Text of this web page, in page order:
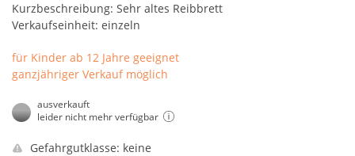
Kurzbeschreibung: Sehr altes Reibbrett
Verkaufseinheit: einzeln
für Kinder ab 12 Jahre geeignet
ganzjähriger Verkauf möglich
ausverkauft
leider nicht mehr verfügbar
Gefahrgutklasse: keine